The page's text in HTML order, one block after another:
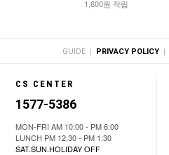
1,600원 적립
GUIDE | PRIVACY POLICY |
CS CENTER
1577-5386
MON-FRI AM 10:00 - PM 6:00
LUNCH PM 12:30 - PM 1:30
SAT.SUN.HOLIDAY OFF